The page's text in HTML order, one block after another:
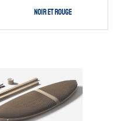
Noir et rouge